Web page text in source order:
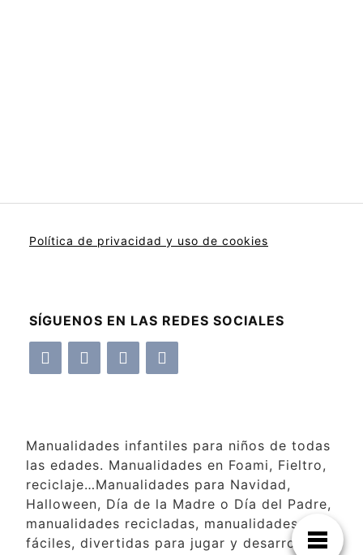
Política de privacidad y uso de cookies
SÍGUENOS EN LAS REDES SOCIALES
Manualidades infantiles para niños de todas
las edades. Manualidades en Foami, Fieltro,
reciclaje…Manualidades para Navidad,
Halloween, Día de la Madre o Día del Padre,
manualidades recicladas, manualidades
fáciles, divertidas para jugar y desarrollar la